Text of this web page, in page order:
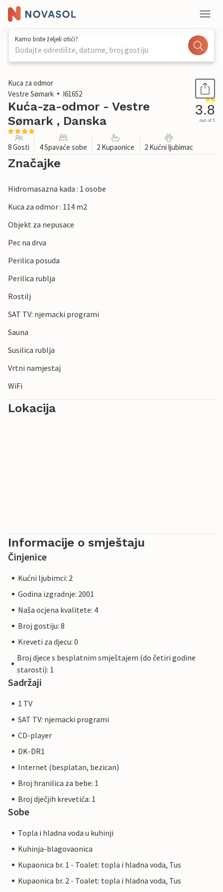
Kamo biste željeli otići?
Dodajte odredište, datume, broj gostiju
1 / 42
Kuca za odmor
Vestre Sømark
I61652
Kuća-za-odmor - Vestre
Sømark , Danska
3.8
out of 5
8 Gosti 4 Spavaće sobe 2 Kupaonice 2 Kućni ljubimac
Značajke
Hidromasazna kada : 1 osobe
Kuca za odmor : 114 m2
Objekt za nepusace
Pec na drva
Perilica posuda
Perilica rublja
Rostilj
SAT TV: njemacki programi
Sauna
Susilica rublja
Vrtni namjestaj
WiFi
Lokacija
Informacije o smještaju
Činjenice
Kućni ljubimci: 2
Godina izgradnje: 2001
Naša ocjena kvalitete: 4
Broj gostiju: 8
Kreveti za djecu: 0
Broj djece s besplatnim smještajem (do četiri godine
starosti): 1
Sadržaji
1 TV
SAT TV: njemacki programi
CD-player
DK-DR1
Internet (besplatan, bezican)
Broj hranilica za bebe: 1
Broj dječjih krevetića: 1
Sobe
Topla i hladna voda u kuhinji
Kuhinja-blagovaonica
Kupaonica br. 1 - Toalet: topla i hladna voda, Tus
Kupaonica br. 2 - Toalet: topla i hladna voda, Tus